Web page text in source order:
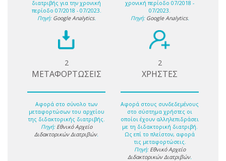
διατριβής για την χρονική
περίοδο 07/2018 - 07/2023.
Πηγή: Google Analytics.
χρονική περίοδο 07/2018 -
07/2023.
Πηγή: Google Analytics.
2
ΜΕΤΑΦΟΡΤΩΣΕΙΣ
Αφορά στο σύνολο των
μεταφορτώσων του αρχείου
της διδακτορικής διατριβής.
Πηγή: Εθνικό Αρχείο
Διδακτορικών Διατριβών.
2
ΧΡΗΣΤΕΣ
Αφορά στους συνδεδεμένους
στο σύστημα χρήστες οι
οποίοι έχουν αλληλεπιδράσει
με τη διδακτορική διατριβή.
Ως επί το πλείστον, αφορά
τις μεταφορτώσεις.
Πηγή: Εθνικό Αρχείο
Διδακτορικών Διατριβών.